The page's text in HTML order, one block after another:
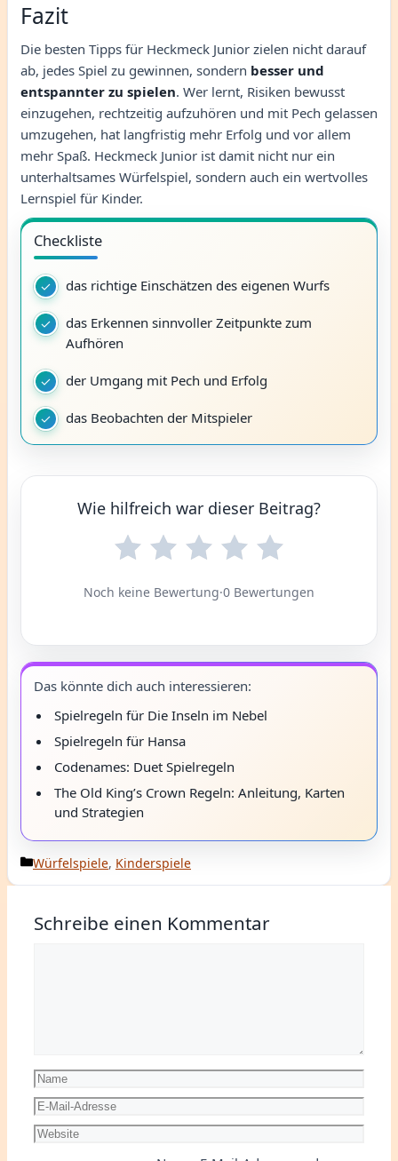
Fazit
Die besten Tipps für Heckmeck Junior zielen nicht darauf
ab, jedes Spiel zu gewinnen, sondern besser und
entspannter zu spielen. Wer lernt, Risiken bewusst
einzugehen, rechtzeitig aufzuhören und mit Pech gelassen
umzugehen, hat langfristig mehr Erfolg und vor allem
mehr Spaß. Heckmeck Junior ist damit nicht nur ein
unterhaltsames Würfelspiel, sondern auch ein wertvolles
Lernspiel für Kinder.
Checkliste
das richtige Einschätzen des eigenen Wurfs
das Erkennen sinnvoller Zeitpunkte zum
Aufhören
der Umgang mit Pech und Erfolg
das Beobachten der Mitspieler
Wie hilfreich war dieser Beitrag?
Noch keine Bewertung·0 Bewertungen
Das könnte dich auch interessieren:
Spielregeln für Die Inseln im Nebel
Spielregeln für Hansa
Codenames: Duet Spielregeln
The Old King’s Crown Regeln: Anleitung, Karten
und Strategien
Kategorien
Würfelspiele, Kinderspiele
Schreibe einen Kommentar
Name
E-
Mail-
Website